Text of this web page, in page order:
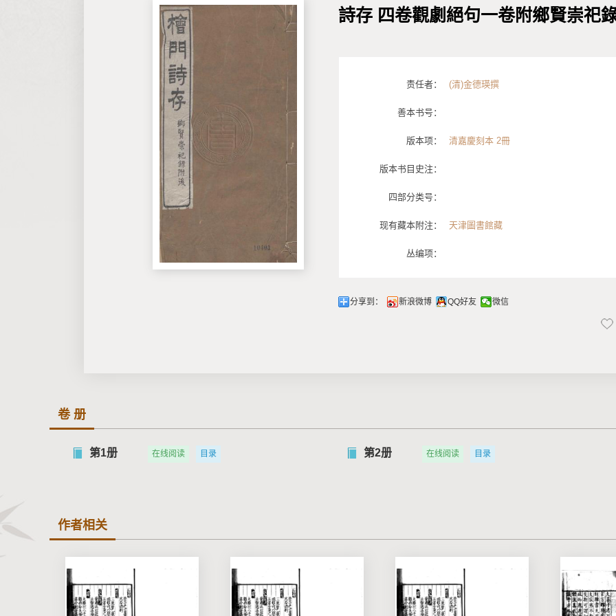
詩存 四卷觀劇絕句一卷附鄉賢崇祀
责任者： (清)金德瑛撰
善本书号：
版本项： 清嘉慶刻本 2冊
版本书目史注：
四部分类号：
现有藏本附注： 天津圖書館藏
丛编项：
分享到： 新浪微博 QQ好友 微信
卷 册
第1册 在线阅读 目录 第2册 在线阅读 目录
作者相关